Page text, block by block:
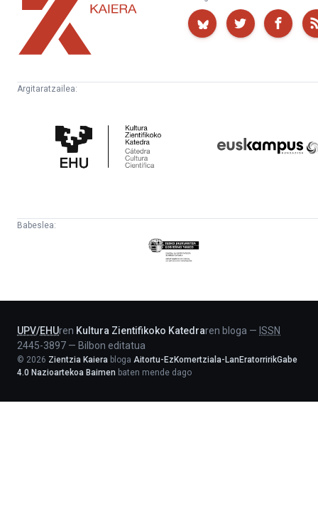
Kaiera
Argitaratzailea:
Zientifikoko
Katedra
Babeslea:
Eusko
Jaurlaritza
UPV/EHUren Kultura Zientifikoko Katedraren bloga — ISSN
2445-3897 — Bilbon editatua
© 2026 Zientzia Kaiera bloga Aitortu-EzKomertziala-LanEratorririkGabe
4.0 Nazioartekoa Baimen baten mende dago